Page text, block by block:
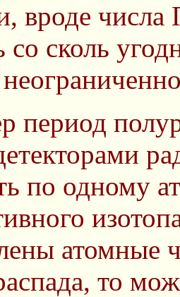
вроде
со сколь
период
по одному
атомные
то